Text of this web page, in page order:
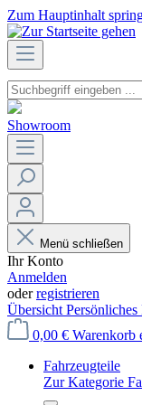
Zum Hauptinhalt
Showroom
Menü schließen
Ihr Konto
Anmelden
oderregistrieren
Übersicht
0,00 € Warenkorb
Fahrzeugteile
Zur Kategorie